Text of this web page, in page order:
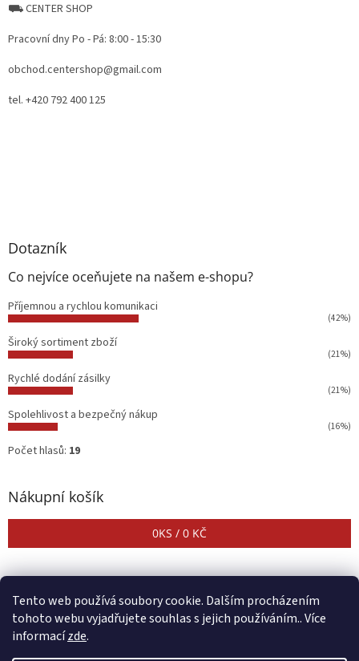
Tento web používá soubory cookie. Dalším procházením
tohoto webu vyjadřujete souhlas s jejich používáním.. Více
informacízde.
⛟ CENTER SHOP
Pracovní dny Po - Pá: 8:00 - 15:30
obchod.centershop@gmail.com
tel. +420 792 400 125
Dotazník
Co nejvíce oceňujete na našem e-shopu?
Příjemnou a rychlou komunikaci
(42%)
Široký sortiment zboží
(21%)
Rychlé dodání zásilky
(21%)
Spolehlivost a bezpečný nákup
(16%)
Počet hlasů: 19
Nákupní košík
0KS / 0 KČ